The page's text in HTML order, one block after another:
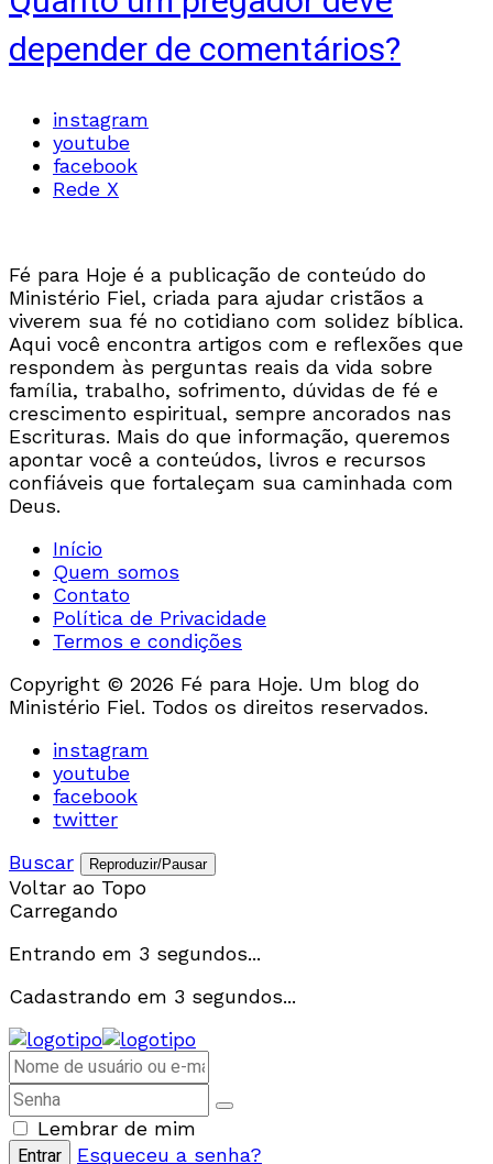
depender de comentários?
instagram
youtube
facebook
Rede X
Fé para Hoje é a publicação de conteúdo do
Ministério Fiel, criada para ajudar cristãos a
viverem sua fé no cotidiano com solidez bíblica.
Aqui você encontra artigos com e reflexões que
respondem às perguntas reais da vida sobre
família, trabalho, sofrimento, dúvidas de fé e
crescimento espiritual, sempre ancorados nas
Escrituras. Mais do que informação, queremos
apontar você a conteúdos, livros e recursos
confiáveis que fortaleçam sua caminhada com
Deus.
Início
Quem somos
Contato
Política de Privacidade
Termos e condições
Copyright © 2026 Fé para Hoje. Um blog do
Ministério Fiel. Todos os direitos reservados.
instagram
youtube
facebook
twitter
Buscar
Reproduzir/Pausar
Voltar ao Topo
Carregando
Entrando em 3 segundos...
Cadastrando em 3 segundos...
Lembrar de mim
Esqueceu a senha?